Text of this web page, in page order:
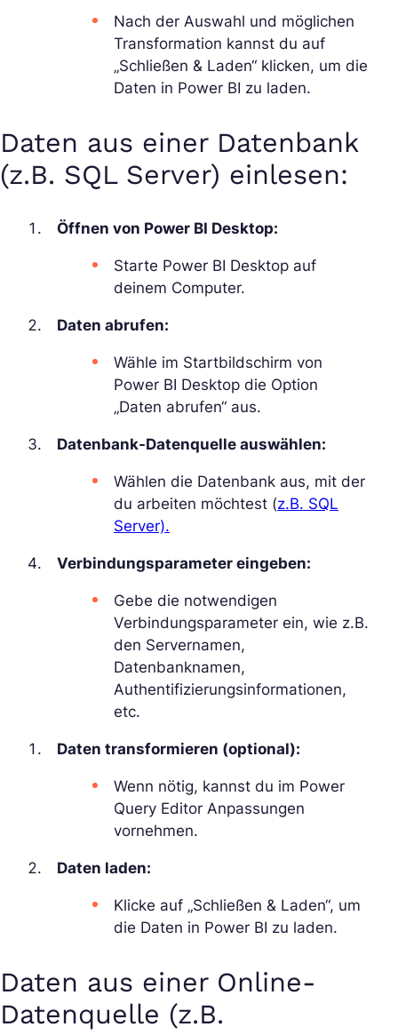
Nach der Auswahl und möglichen
Transformation kannst du auf
„Schließen & Laden“ klicken, um die
Daten in Power BI zu laden.
Daten aus einer Datenbank
(z.B. SQL Server) einlesen:
Öffnen von Power BI Desktop:
Starte Power BI Desktop auf
deinem Computer.
Daten abrufen:
Wähle im Startbildschirm von
Power BI Desktop die Option
„Daten abrufen“ aus.
Datenbank-Datenquelle auswählen:
Wählen die Datenbank aus, mit der
du arbeiten möchtest (z.B. SQL
Server).
Verbindungsparameter eingeben:
Gebe die notwendigen
Verbindungsparameter ein, wie z.B.
den Servernamen,
Datenbanknamen,
Authentifizierungsinformationen,
etc.
Daten transformieren (optional):
Wenn nötig, kannst du im Power
Query Editor Anpassungen
vornehmen.
Daten laden:
Klicke auf „Schließen & Laden“, um
die Daten in Power BI zu laden.
Daten aus einer Online-
Datenquelle (z.B.